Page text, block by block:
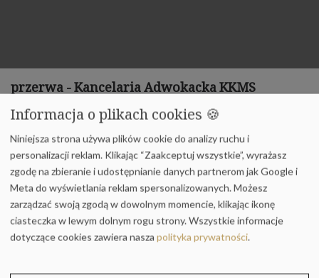
przerwa - Kancelaria Adwokacka KKMS
Home przerwa
07
lut
Informacja o plikach cookies 🍪
Niniejsza strona używa plików cookie do analizy ruchu i
personalizacji reklam. Klikając “Zaakceptuj wszystkie”, wyrażasz
zgodę na zbieranie i udostępnianie danych partnerom jak Google i
Meta do wyświetlania reklam spersonalizowanych. Możesz
zarządzać swoją zgodą w dowolnym momencie, klikając ikonę
ciasteczka w lewym dolnym rogu strony.Wszystkie informacje
dotyczące cookies zawiera nasza polityka prywatności.